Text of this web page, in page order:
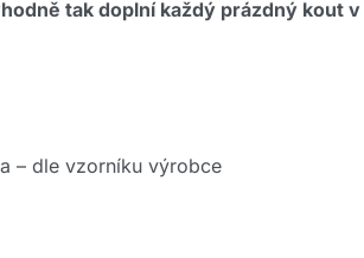
tak doplní každý prázdný kout
– dle vzorníku výrobce